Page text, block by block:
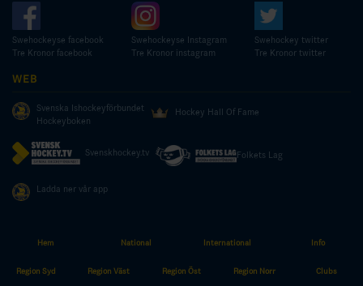
Hem National International Info
Region Syd Region Väst Region Öst Region Norr Clubs
Swehockeyse facebook
Tre Kronor facebook
Swehockeyse Instagram
Tre Kronor instagram
Swehockey twitter
Tre Kronor twitter
WEB
Svenska Ishockeyförbundet
Hockeyboken
Hockey Hall Of Fame
Svenskhockey.tv Folkets Lag
Ladda ner vår app